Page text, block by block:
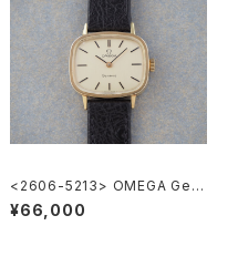
<2606-5213> OMEGA Gen
eve
¥66,000